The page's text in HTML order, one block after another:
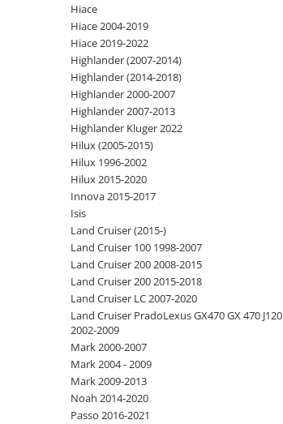
Hiace
Hiace 2004-2019
Hiace 2019-2022
Highlander (2007-2014)
Highlander (2014-2018)
Highlander 2000-2007
Highlander 2007-2013
Highlander Kluger 2022
Hilux (2005-2015)
Hilux 1996-2002
Hilux 2015-2020
Innova 2015-2017
Isis
Land Cruiser (2015-)
Land Cruiser 100 1998-2007
Land Cruiser 200 2008-2015
Land Cruiser 200 2015-2018
Land Cruiser LC 2007-2020
Land Cruiser PradoLexus GX470 GX 470 J120
2002-2009
Mark 2000-2007
Mark 2004 - 2009
Mark 2009-2013
Noah 2014-2020
Passo 2016-2021